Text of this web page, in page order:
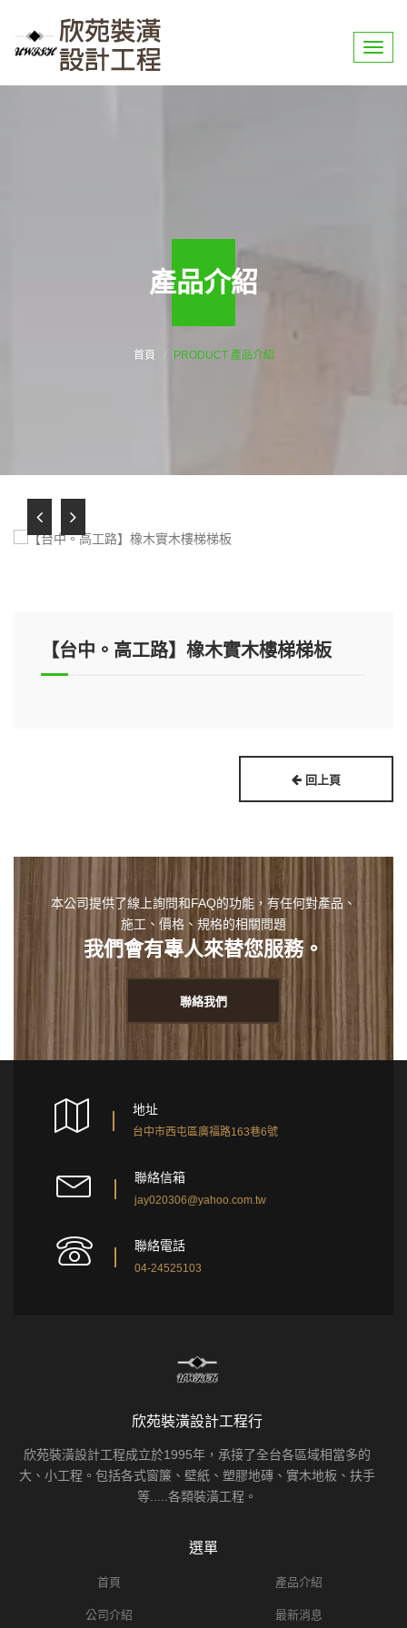
選
產品介紹
首頁 PRODUCT 產品介紹
【台中。高工路】橡木實木樓梯梯板
回上頁
本公司提供了線上詢問和FAQ的功能，有任何對產品、
施工、價格、規格的相關問題
我們會有專人來替您服務。
聯絡我們
地址
台中市西屯區廣福路163巷6號
聯絡信箱
jay020306@yahoo.com.tw
聯絡電話
04-24525103
欣苑裝潢設計工程行
欣苑裝潢設計工程成立於1995年，承接了全台各區域相當多的
大、小工程。包括各式窗簾、壁紙、塑膠地磚、實木地板、扶手
等.....各類裝潢工程。
選單
首頁
公司介紹
產品介紹
最新消息